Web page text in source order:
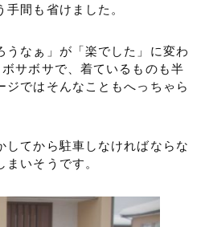
間も省けました。
なぁ」が「楽でした」に変わ
サボサで、着ているものも半
ではそんなこともへっちゃら
てから駐車しなければならな
いそうです。